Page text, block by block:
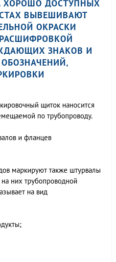
ХОРОШО ДОСТУПНЫХ
ВЫВЕШИВАЮТ
ОКРАСКИ
ЗНАКОВ И
щиток наносится
по трубопроводу.
и фланцев
маркируют также штурвалы
них трубопроводной
на вид